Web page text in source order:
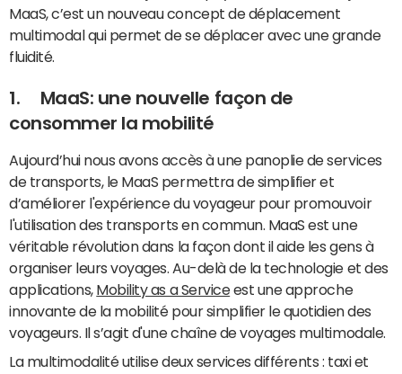
MaaS, c’est un nouveau concept de déplacement
multimodal qui permet de se déplacer avec une grande
fluidité.
1. MaaS: une nouvelle façon de
consommer la mobilité
Aujourd’hui nous avons accès à une panoplie de services
de transports, le MaaS permettra de simplifier et
d’améliorer l'expérience du voyageur pour promouvoir
l'utilisation des transports en commun. MaaS est une
véritable révolution dans la façon dont il aide les gens à
organiser leurs voyages. Au-delà de la technologie et des
applications, Mobility as a Serviceest une approche
innovante de la mobilité pour simplifier le quotidien des
voyageurs. Il s’agit d'une chaîne de voyages multimodale.
La multimodalité utilise deux services différents : taxi et